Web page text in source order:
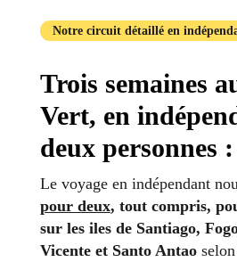
Notre circuit détaillé en
Trois semaines
Vert, en
deux personnes
Le voyage en indépendant
pour deux, tout compris,
sur les iles de Santiago,
Vicente et Santo Antaoselon